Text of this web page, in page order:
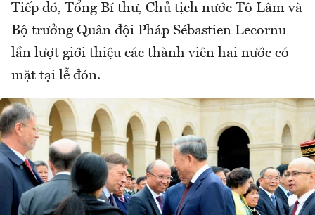
Tiếp đó, Tổng Bí thư, Chủ tịch nước Tô Lâm và
Bộ trưởng Quân đội Pháp Sébastien Lecornu
lần lượt giới thiệu các thành viên hai nước có
mặt tại lễ đón.